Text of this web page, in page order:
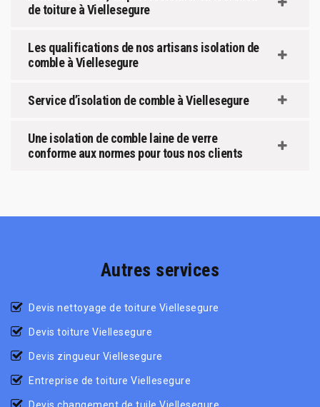
de toiture à Viellesegure
Les qualifications de nos artisans isolation de
comble à Viellesegure
Service d’isolation de comble à Viellesegure
Une isolation de comble laine de verre
conforme aux normes pour tous nos clients
Autres services
Devis nettoyage de toiture Viellesegure
Devis toiture Viellesegure
Devis zingueur Viellesegure
Entreprise de toiture Viellesegure
Devis changement de tuile Viellesegure